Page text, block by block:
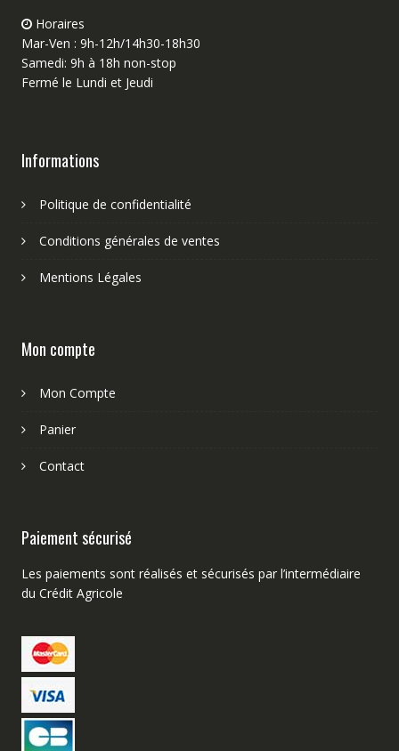
Horaires
Mar-Ven : 9h-12h/14h30-18h30
Samedi: 9h à 18h non-stop
Fermé le Lundi et Jeudi
Informations
Politique de confidentialité
Conditions générales de ventes
Mentions Légales
Mon compte
Mon Compte
Panier
Contact
Paiement sécurisé
Les paiements sont réalisés et sécurisés par l’intermédiaire
du Crédit Agricole